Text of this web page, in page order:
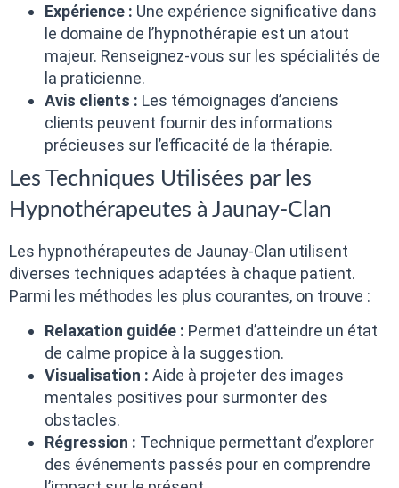
Expérience : Une expérience significative dans
le domaine de l’hypnothérapie est un atout
majeur. Renseignez-vous sur les spécialités de
la praticienne.
Avis clients : Les témoignages d’anciens
clients peuvent fournir des informations
précieuses sur l’efficacité de la thérapie.
Les Techniques Utilisées par les
Hypnothérapeutes à Jaunay-Clan
Les hypnothérapeutes de Jaunay-Clan utilisent
diverses techniques adaptées à chaque patient.
Parmi les méthodes les plus courantes, on trouve :
Relaxation guidée : Permet d’atteindre un état
de calme propice à la suggestion.
Visualisation : Aide à projeter des images
mentales positives pour surmonter des
obstacles.
Régression : Technique permettant d’explorer
des événements passés pour en comprendre